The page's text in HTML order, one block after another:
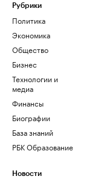
Рубрики
Политика
Экономика
Общество
Бизнес
Технологии и
медиа
Финансы
Биографии
База знаний
РБК Образование
Новости